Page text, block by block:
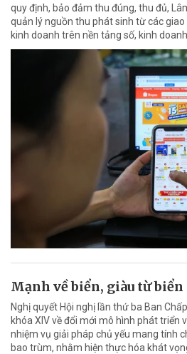
quy định, bảo đảm thu đúng, thu đủ,
quản lý nguồn thu phát sinh từ các
kinh doanh trên nền tảng số, kinh
Mạnh về biển, giàu từ biển
Nghị quyết Hội nghị lần thứ ba Ban
khóa XIV về đổi mới mô hình phát triển
nhiệm vụ giải pháp chủ yếu mang tính
bao trùm, nhằm hiện thực hóa khát